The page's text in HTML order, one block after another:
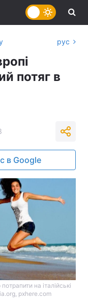
рус
потяг в
в Google
на італійські
pxhere.com